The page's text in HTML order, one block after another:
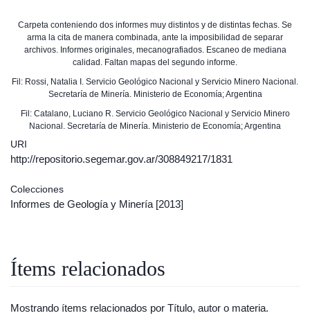
Carpeta conteniendo dos informes muy distintos y de distintas fechas. Se
arma la cita de manera combinada, ante la imposibilidad de separar
archivos. Informes originales, mecanografiados. Escaneo de mediana
calidad. Faltan mapas del segundo informe.
Fil: Rossi, Natalia I. Servicio Geológico Nacional y Servicio Minero Nacional.
Secretaría de Minería. Ministerio de Economía; Argentina
Fil: Catalano, Luciano R. Servicio Geológico Nacional y Servicio Minero
Nacional. Secretaría de Minería. Ministerio de Economía; Argentina
URI
http://repositorio.segemar.gov.ar/308849217/1831
Colecciones
Informes de Geología y Minería [2013]
Ítems relacionados
Mostrando ítems relacionados por Título, autor o materia.